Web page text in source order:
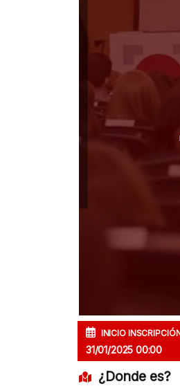
INICIO
31/01/2025 00:00
¿Donde es?